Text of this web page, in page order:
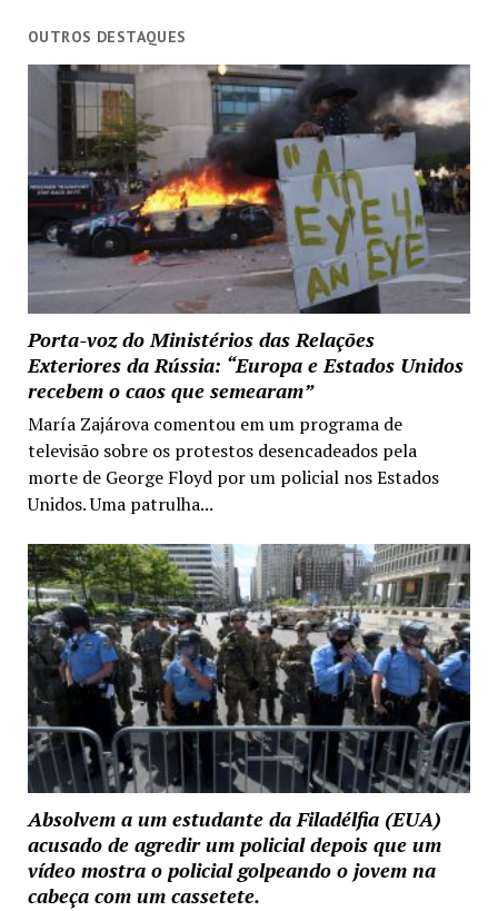
OUTROS DESTAQUES
Porta-voz do Ministérios das Relações
Exteriores da Rússia: “Europa e Estados Unidos
recebem o caos que semearam”
María Zajárova comentou em um programa de
televisão sobre os protestos desencadeados pela
morte de George Floyd por um policial nos Estados
Unidos. Uma patrulha...
Absolvem a um estudante da Filadélfia (EUA)
acusado de agredir um policial depois que um
vídeo mostra o policial golpeando o jovem na
cabeça com um cassetete.